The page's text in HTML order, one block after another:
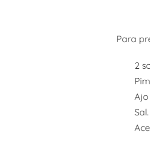
Para
2
Sal.